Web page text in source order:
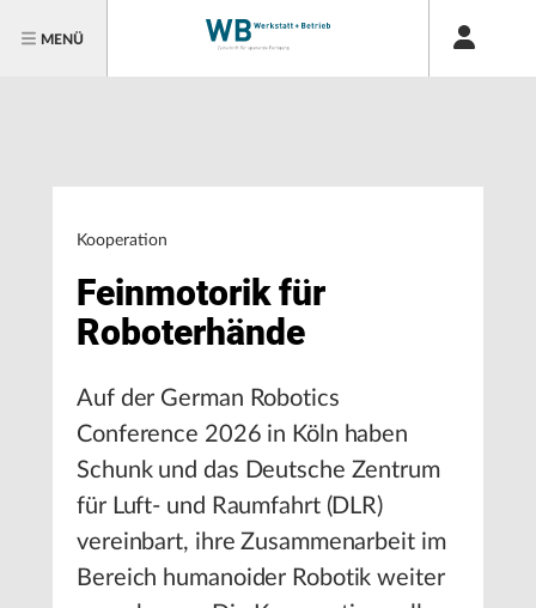
MENÜ
Kooperation
Feinmotorik für
Roboterhände
Auf der German Robotics
Conference 2026 in Köln haben
Schunk und das Deutsche Zentrum
für Luft- und Raumfahrt (DLR)
vereinbart, ihre Zusammenarbeit im
Bereich humanoider Robotik weiter